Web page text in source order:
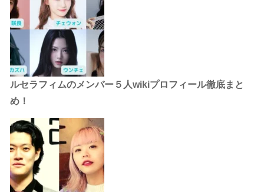
ルセラフィムのメンバー５人wikiプロフィール徹底まと
め！